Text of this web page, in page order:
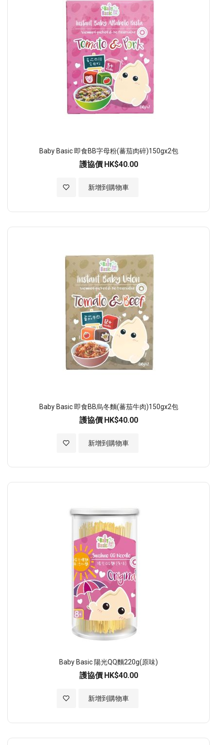
Baby Basic 即食BB字母粉(蕃茄肉碎)150gx2包
護協價 HK$40.00
新增到購物車
加入至願望清單
Baby Basic 即食BB烏冬麵(蕃茄牛肉)150gx2包
護協價 HK$40.00
新增到購物車
加入至願望清單
Baby Basic 陽光QQ麵220g(原味)
護協價 HK$40.00
新增到購物車
加入至願望清單